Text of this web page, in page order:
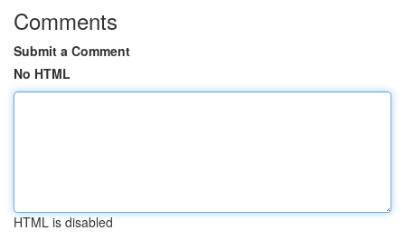
Comments
Submit a Comment
No HTML
HTML is disabled